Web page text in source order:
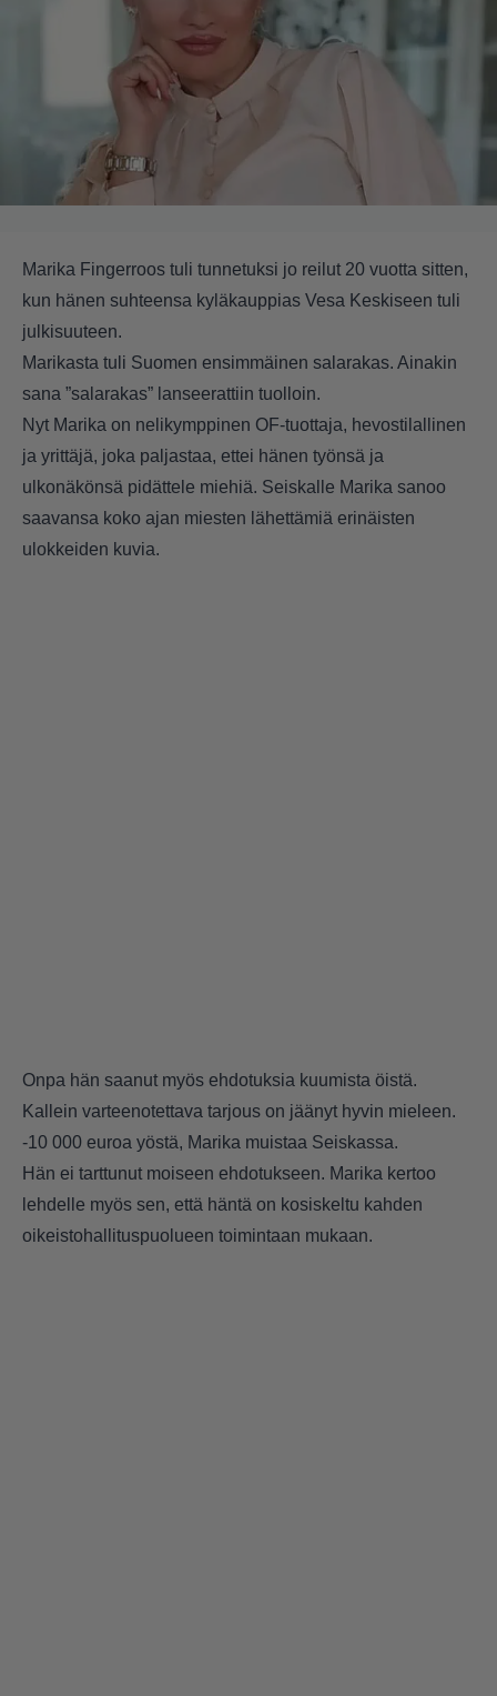
Marika Fingerroos tuli tunnetuksi jo reilut 20 vuotta sitten,
kun hänen suhteensa kyläkauppias Vesa Keskiseen tuli
julkisuuteen.
Marikasta tuli Suomen ensimmäinen salarakas. Ainakin
sana ”salarakas” lanseerattiin tuolloin.
Nyt Marika on nelikymppinen OF-tuottaja, hevostilallinen
ja yrittäjä, joka paljastaa, ettei hänen työnsä ja
ulkonäkönsä pidättele miehiä. Seiskalle Marika sanoo
saavansa koko ajan miesten lähettämiä erinäisten
ulokkeiden kuvia.
Onpa hän saanut myös ehdotuksia kuumista öistä.
Kallein varteenotettava tarjous on jäänyt hyvin mieleen.
-10 000 euroa yöstä, Marika muistaa Seiskassa.
Hän ei tarttunut moiseen ehdotukseen. Marika kertoo
lehdelle myös sen, että häntä on kosiskeltu kahden
oikeistohallituspuolueen toimintaan mukaan.